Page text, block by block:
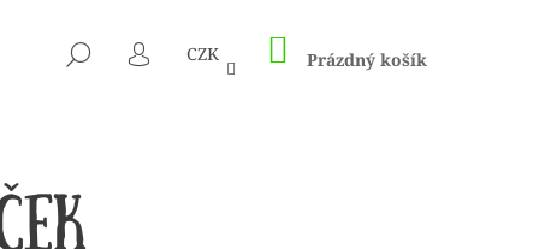
HLEDAT
PŘIHLÁŠENÍ
CZK NÁKUPNÍ
KOŠÍK
Prázdný košík